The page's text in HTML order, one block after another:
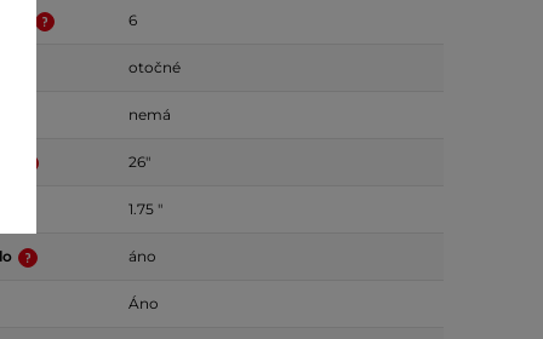
6
otočné
nemá
26"
1.75 "
áno
Áno